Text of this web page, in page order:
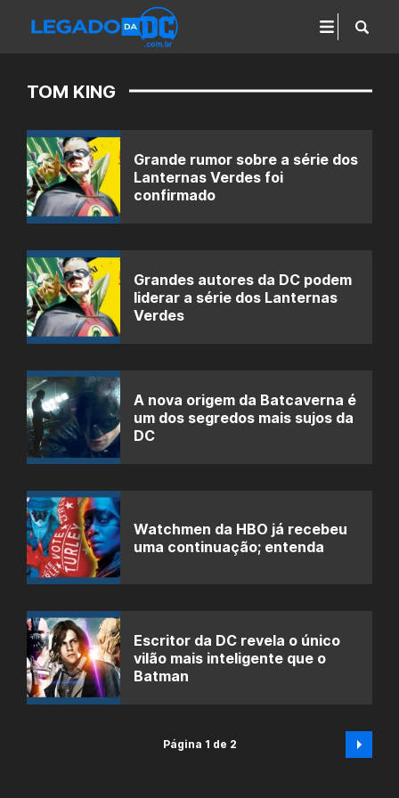
TOM KING
Grande rumor sobre a série dos
Lanternas Verdes foi
confirmado
Grandes autores da DC podem
liderar a série dos Lanternas
Verdes
A nova origem da Batcaverna é
um dos segredos mais sujos da
DC
Watchmen da HBO já recebeu
uma continuação; entenda
Escritor da DC revela o único
vilão mais inteligente que o
Batman
Página 1 de 2